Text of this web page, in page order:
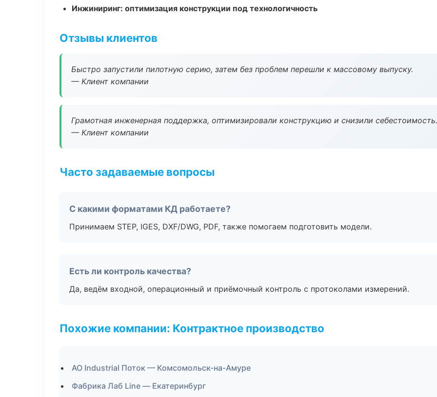
Инжиниринг: оптимизация конструкции под технологичность
Отзывы клиентов
Быстро запустили пилотную серию, затем без проблем перешли к массовому выпуску.
— Клиент компании
Грамотная инженерная поддержка, оптимизировали конструкцию и снизили себестоимость.
— Клиент компании
Часто задаваемые вопросы
С какими форматами КД работаете?
Принимаем STEP, IGES, DXF/DWG, PDF, также помогаем подготовить модели.
Есть ли контроль качества?
Да, ведём входной, операционный и приёмочный контроль с протоколами измерений.
Похожие компании: Контрактное производство
АО Industrial Поток — Комсомольск-на-Амуре
Фабрика Лаб Line — Екатеринбург